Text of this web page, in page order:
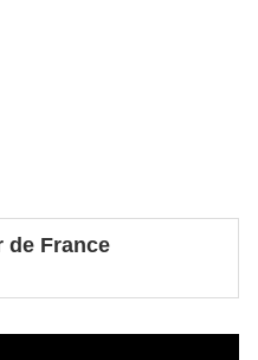
de France